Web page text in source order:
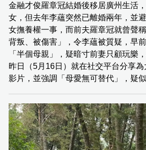
金融才俊羅章冠結婚後移居廣州生活
女，但去年李蘊突然已離婚兩年，並
女撫養權一事，而前夫羅章冠就曾聲
背叛、被傷害」，令李蘊被質疑，早
「半個母親」，疑暗寸前妻只顧玩樂
昨日（5月16日）就在社交平台分享
影片，並強調「母愛無可替代」，疑似